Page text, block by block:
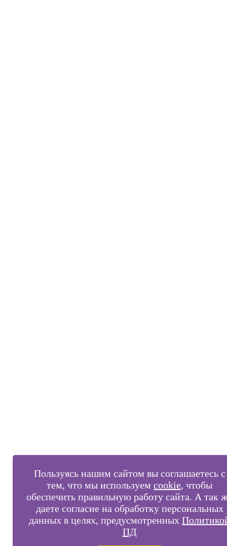
Пользуясь нашим сайтом вы соглашаетесь с
тем, что мы используем cookie, чтобы
обеспечить правильную работу сайта. А так
даете согласие на обработку персональных
данных в целях, предусмотренных
ПД